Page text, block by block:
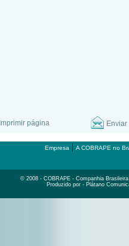
Imprimir página
Empresa | A COBRAPE no
© 2008 - COBRAPE - Companhia
Produzido por - Plátano